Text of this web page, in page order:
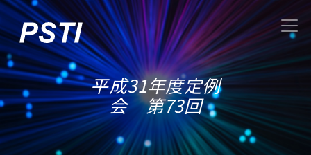
平成31年度定例
会 第73回